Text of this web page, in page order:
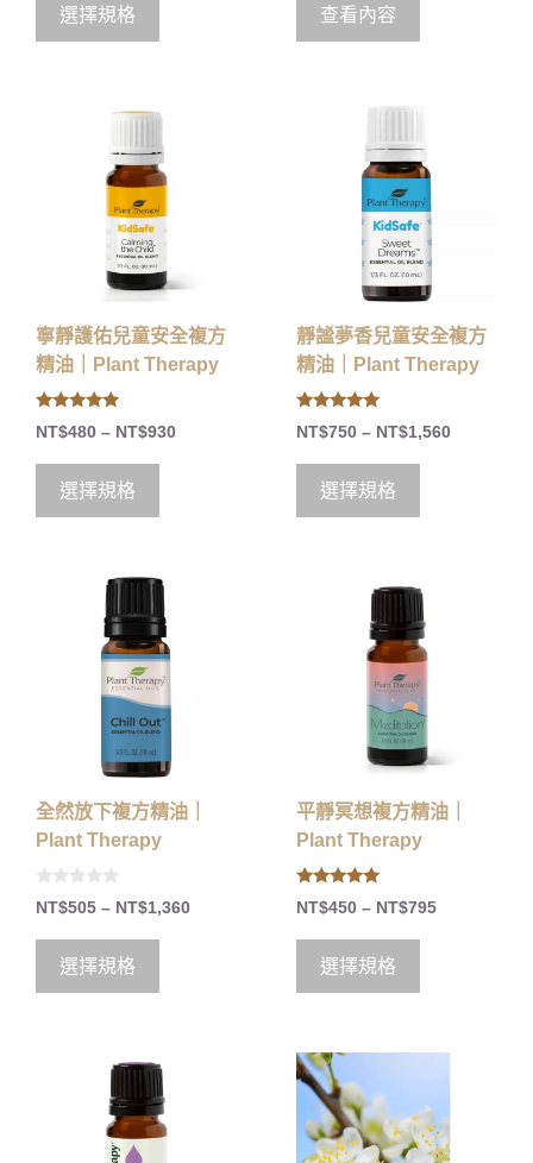
5
選擇規格 查看內容
寧靜護佑兒童安全複方
精油｜Plant Therapy
5.00
out of 5
NT$480 – NT$930
選擇規格
靜謐夢香兒童安全複方
精油｜Plant Therapy
5.00
out of 5
NT$750 – NT$1,560
選擇規格
全然放下複方精油｜
Plant Therapy
0
o
t
5
NT$505 – NT$1,360
選擇規格
平靜冥想複方精油｜
Plant Therapy
5.00
out of 5
NT$450 – NT$795
選擇規格